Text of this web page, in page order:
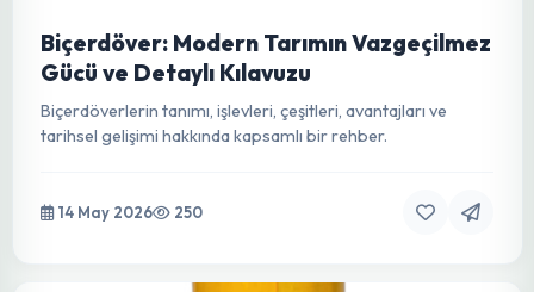
Damarı ve Sürdürülebilir Geleceğin
Anahtarı